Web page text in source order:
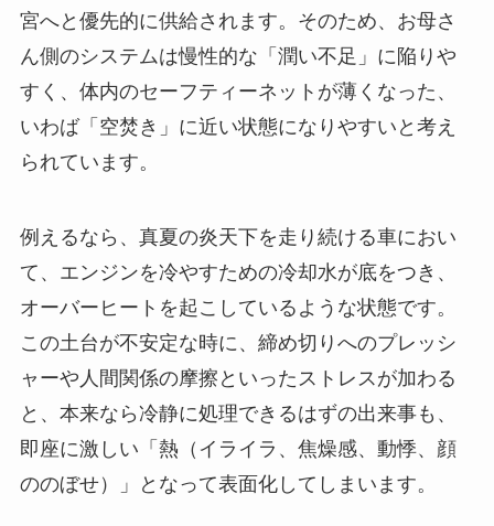
宮へと優先的に供給されます。そのため、お母さ
ん側のシステムは慢性的な「潤い不足」に陥りや
すく、体内のセーフティーネットが薄くなった、
いわば「空焚き」に近い状態になりやすいと考え
られています。
例えるなら、真夏の炎天下を走り続ける車におい
て、エンジンを冷やすための冷却水が底をつき、
オーバーヒートを起こしているような状態です。
この土台が不安定な時に、締め切りへのプレッシ
ャーや人間関係の摩擦といったストレスが加わる
と、本来なら冷静に処理できるはずの出来事も、
即座に激しい「熱（イライラ、焦燥感、動悸、顔
ののぼせ）」となって表面化してしまいます。